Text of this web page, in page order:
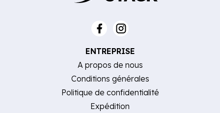
ENTREPRISE
A propos de nous
Conditions générales
Politique de confidentialité
Expédition